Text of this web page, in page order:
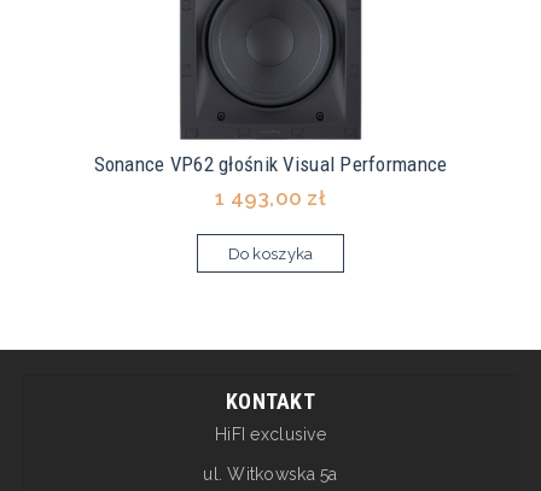
Sonance VP62 głośnik Visual Performance
1 493,00 zł
Do koszyka
KONTAKT
HiFI exclusive
ul. Witkowska 5a